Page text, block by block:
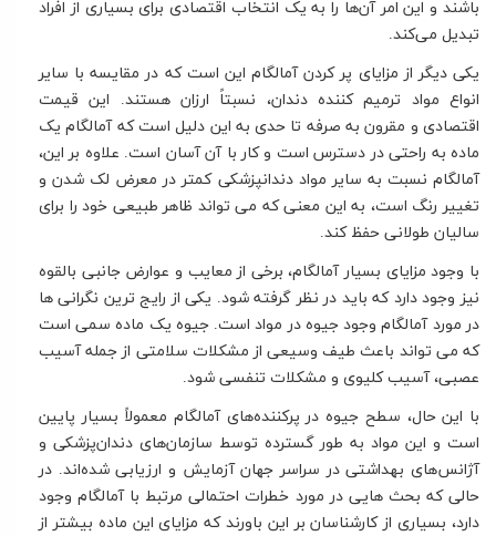
باشند و این امر آن‌ها را به یک انتخاب اقتصادی برای بسیاری از افراد
تبدیل می‌کند.
یکی دیگر از مزایای پر کردن آمالگام این است که در مقایسه با سایر
انواع مواد ترمیم کننده دندان، نسبتاً ارزان هستند. این قیمت
اقتصادی و مقرون به صرفه تا حدی به این دلیل است که آمالگام یک
ماده به راحتی در دسترس است و کار با آن آسان است. علاوه بر این،
آمالگام نسبت به سایر مواد دندانپزشکی کمتر در معرض لک شدن و
تغییر رنگ است، به این معنی که می تواند ظاهر طبیعی خود را برای
سالیان طولانی حفظ کند.
با وجود مزایای بسیار آمالگام، برخی از معایب و عوارض جانبی بالقوه
نیز وجود دارد که باید در نظر گرفته شود. یکی از رایج ترین نگرانی ها
در مورد آمالگام وجود جیوه در مواد است. جیوه یک ماده سمی است
که می تواند باعث طیف وسیعی از مشکلات سلامتی از جمله آسیب
عصبی، آسیب کلیوی و مشکلات تنفسی شود.
با این حال، سطح جیوه در پرکننده‌های آمالگام معمولاً بسیار پایین
است و این مواد به طور گسترده توسط سازمان‌های دندان‌پزشکی و
آژانس‌های بهداشتی در سراسر جهان آزمایش و ارزیابی شده‌اند. در
حالی که بحث هایی در مورد خطرات احتمالی مرتبط با آمالگام وجود
دارد، بسیاری از کارشناسان بر این باورند که مزایای این ماده بیشتر از